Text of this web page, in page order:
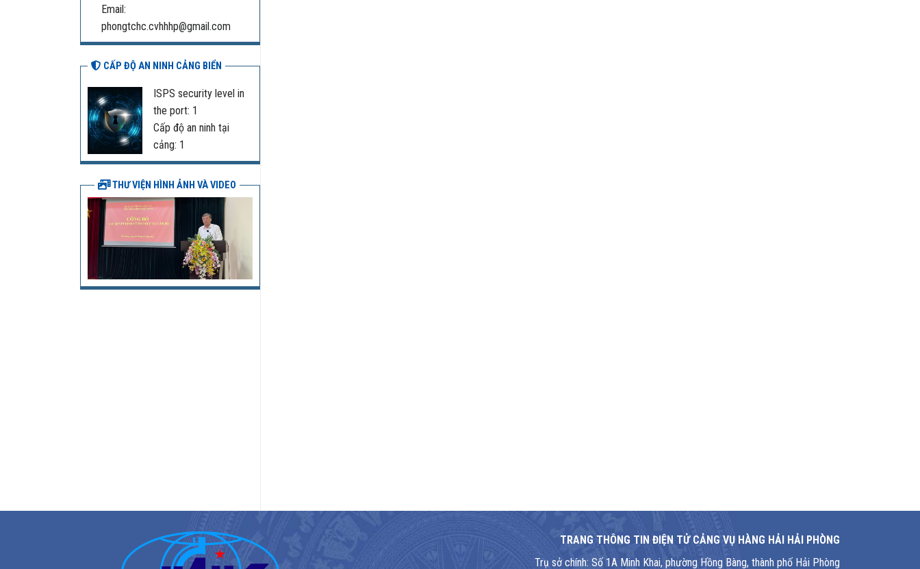
Email:
phongtchc.cvhhhp@gmail.com
CẤP ĐỘ AN NINH CẢNG BIỂN
ISPS security level in
the port: 1
Cấp độ an ninh tại
cảng: 1
THƯ VIỆN HÌNH ẢNH VÀ VIDEO
TRANG THÔNG TIN ĐIỆN TỬ CẢNG VỤ HÀNG HẢI HẢI PHÒNG
Trụ sở chính: Số 1A Minh Khai, phường Hồng Bàng, thành phố Hải Phòng